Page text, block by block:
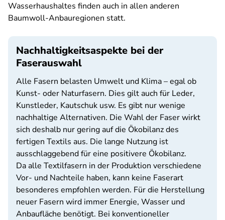
Wasserhaushaltes finden auch in allen anderen
Baumwoll-Anbauregionen statt.
Nachhaltigkeitsaspekte bei der
Faserauswahl
Alle Fasern belasten Umwelt und Klima – egal ob
Kunst- oder Naturfasern. Dies gilt auch für Leder,
Kunstleder, Kautschuk usw. Es gibt nur wenige
nachhaltige Alternativen. Die Wahl der Faser wirkt
sich deshalb nur gering auf die Ökobilanz des
fertigen Textils aus. Die lange Nutzung ist
ausschlaggebend für eine positivere Ökobilanz.
Da alle Textilfasern in der Produktion verschiedene
Vor- und Nachteile haben, kann keine Faserart
besonderes empfohlen werden. Für die Herstellung
neuer Fasern wird immer Energie, Wasser und
Anbaufläche benötigt. Bei konventioneller